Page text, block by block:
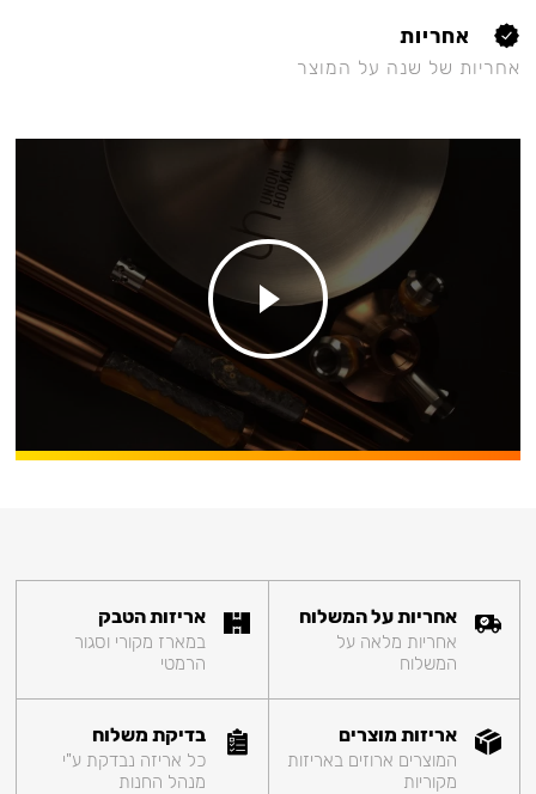
אחריות
אחריות של שנה על המוצר
אחריות על המשלוח
אחריות מלאה על
המשלוח
אריזות הטבק
במארז מקורי וסגור
הרמטי
אריזות מוצרים
המוצרים ארוזים באריזות
מקוריות
בדיקת משלוח
כל אריזה נבדקת ע"י
מנהל החנות